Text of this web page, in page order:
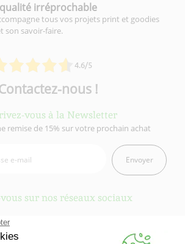
4.6/5
irréprochable
tous vos projets print et goodies
son savoir-faire.
nous !
vous à la Newsletter
remise de 15% sur votre prochain achat
Envoyer
sur nos réseaux sociaux